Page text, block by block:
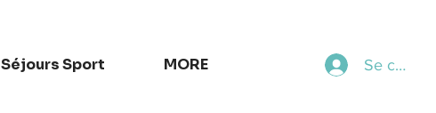
Séjours Sport MORE Se